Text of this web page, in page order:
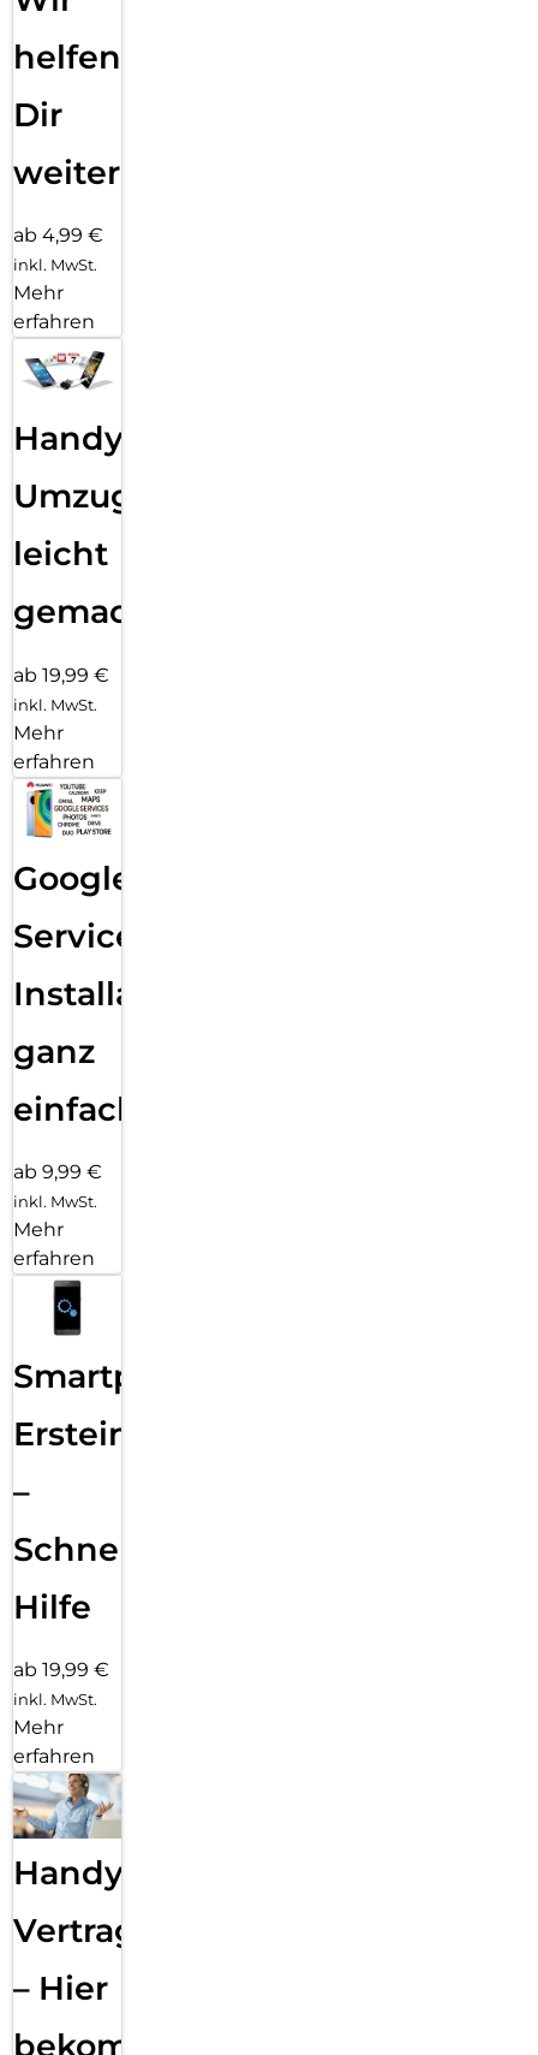
helfen
Dir
weiter
ab 4,99 €
inkl. MwSt.
Mehr
erfahren
Handy
Umzug
leicht
gemacht!
ab 19,99 €
inkl. MwSt.
Mehr
erfahren
Google
Services
Installation
ganz
einfach
ab 9,99 €
inkl. MwSt.
Mehr
erfahren
Smartphone
Ersteinrichtung
–
Schnelle
Hilfe
ab 19,99 €
inkl. MwSt.
Mehr
erfahren
Handy
Vertragsabwicklung
– Hier
bekommst